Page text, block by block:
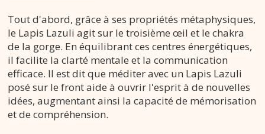
Tout d'abord, grâce à ses propriétés métaphysiques,
le Lapis Lazuli agit sur le troisième œil et le chakra
de la gorge. En équilibrant ces centres énergétiques,
il facilite la clarté mentale et la communication
efficace. Il est dit que méditer avec un Lapis Lazuli
posé sur le front aide à ouvrir l'esprit à de nouvelles
idées, augmentant ainsi la capacité de mémorisation
et de compréhension.